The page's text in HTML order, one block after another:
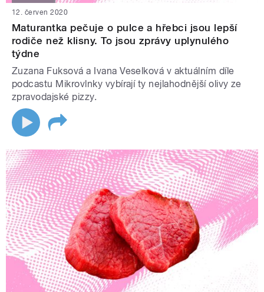
12. červen 2020
Maturantka pečuje o pulce a hřebci jsou lepší
rodiče než klisny. To jsou zprávy uplynulého
týdne
Zuzana Fuksová a Ivana Veselková v aktuálním díle
podcastu Mikrovlnky vybírají ty nejlahodnější olivy ze
zpravodajské pizzy.